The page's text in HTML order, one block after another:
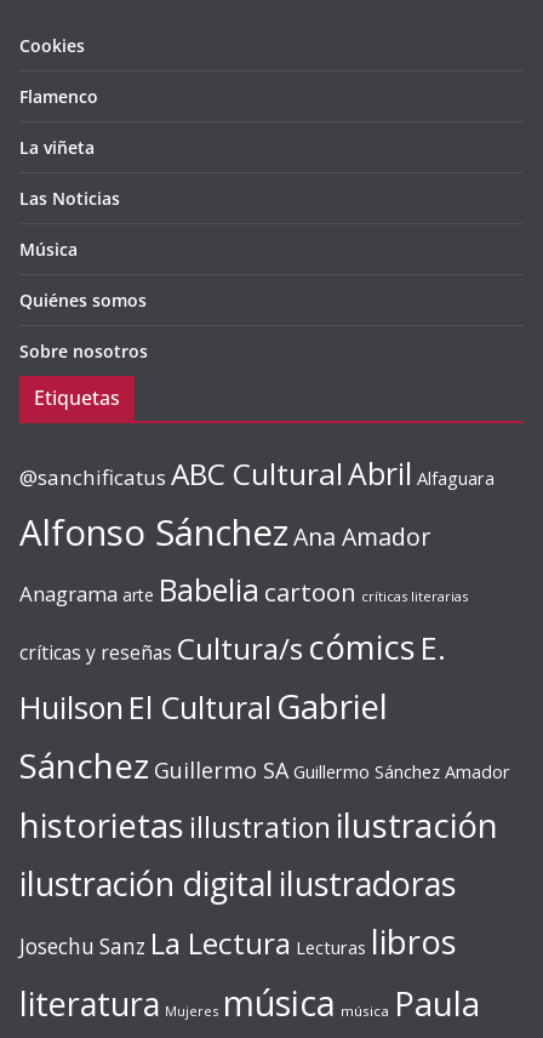
Cookies
Flamenco
La viñeta
Las Noticias
Música
Quiénes somos
Sobre nosotros
Etiquetas
@sanchificatus ABC CulturalAbril Alfaguara
Alfonso SánchezAna Amador
Anagrama arte Babelia cartoon críticas literarias
críticas y reseñas Cultura/s cómics E.
Huilson El Cultural Gabriel
Sánchez Guillermo SA Guillermo Sánchez Amador
historietas illustration ilustración
ilustración digital ilustradoras
Josechu Sanz La Lectura Lecturas libros
literatura Mujeres música música Paula